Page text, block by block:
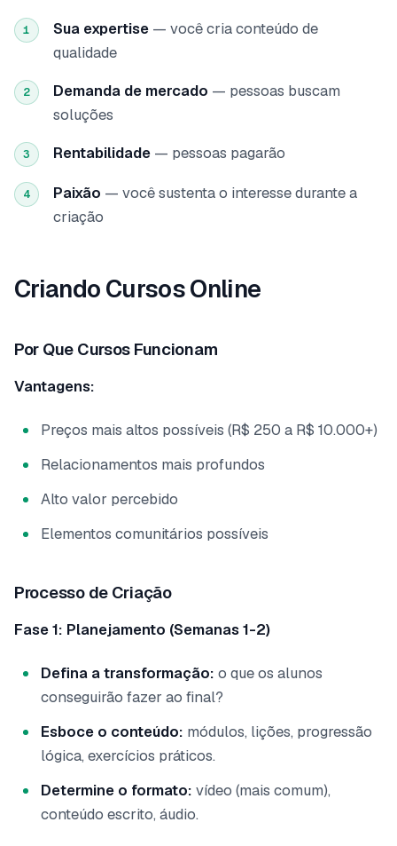
1 Sua expertise — você cria conteúdo de
qualidade
2 Demanda de mercado — pessoas buscam
soluções
3 Rentabilidade — pessoas pagarão
4 Paixão — você sustenta o interesse durante a
criação
Criando Cursos Online
Por Que Cursos Funcionam
Vantagens:
Preços mais altos possíveis (R$ 250 a R$ 10.000+)
Relacionamentos mais profundos
Alto valor percebido
Elementos comunitários possíveis
Processo de Criação
Fase 1: Planejamento (Semanas 1-2)
Defina a transformação: o que os alunos
conseguirão fazer ao final?
Esboce o conteúdo: módulos, lições, progressão
lógica, exercícios práticos.
Determine o formato: vídeo (mais comum),
conteúdo escrito, áudio.